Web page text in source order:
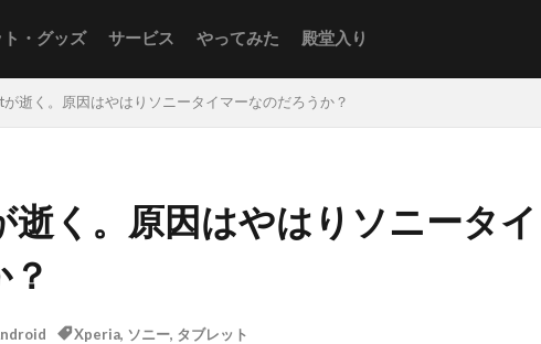
ト・グッズ サービス やってみた 殿堂入り
逝く。原因はやはりソニータイマーなのだろうか？
逝く。原因はやはりソニータイ
Xperia, ソニー, タブレット